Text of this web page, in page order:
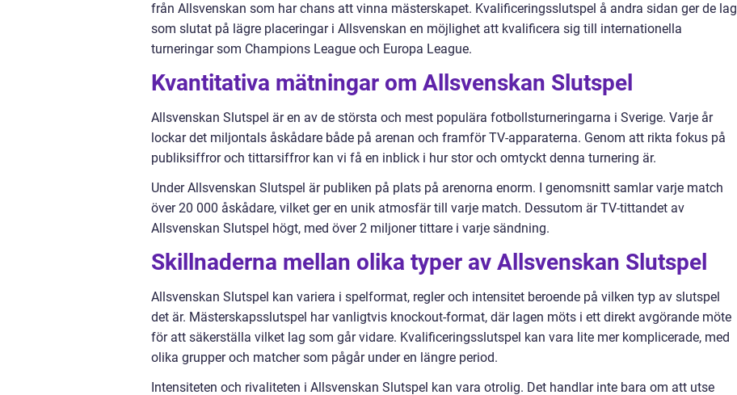
från Allsvenskan som har chans att vinna mästerskapet. Kvalificeringsslutspel å andra sidan ger de lag
som slutat på lägre placeringar i Allsvenskan en möjlighet att kvalificera sig till internationella
turneringar som Champions League och Europa League.
Kvantitativa mätningar om Allsvenskan Slutspel
Allsvenskan Slutspel är en av de största och mest populära fotbollsturneringarna i Sverige. Varje år
lockar det miljontals åskådare både på arenan och framför TV-apparaterna. Genom att rikta fokus på
publiksiffror och tittarsiffror kan vi få en inblick i hur stor och omtyckt denna turnering är.
Under Allsvenskan Slutspel är publiken på plats på arenorna enorm. I genomsnitt samlar varje match
över 20 000 åskådare, vilket ger en unik atmosfär till varje match. Dessutom är TV-tittandet av
Allsvenskan Slutspel högt, med över 2 miljoner tittare i varje sändning.
Skillnaderna mellan olika typer av Allsvenskan Slutspel
Allsvenskan Slutspel kan variera i spelformat, regler och intensitet beroende på vilken typ av slutspel
det är. Mästerskapsslutspel har vanligtvis knockout-format, där lagen möts i ett direkt avgörande möte
för att säkerställa vilket lag som går vidare. Kvalificeringsslutspel kan vara lite mer komplicerade, med
olika grupper och matcher som pågår under en längre period.
Intensiteten och rivaliteten i Allsvenskan Slutspel kan vara otrolig. Det handlar inte bara om att utse